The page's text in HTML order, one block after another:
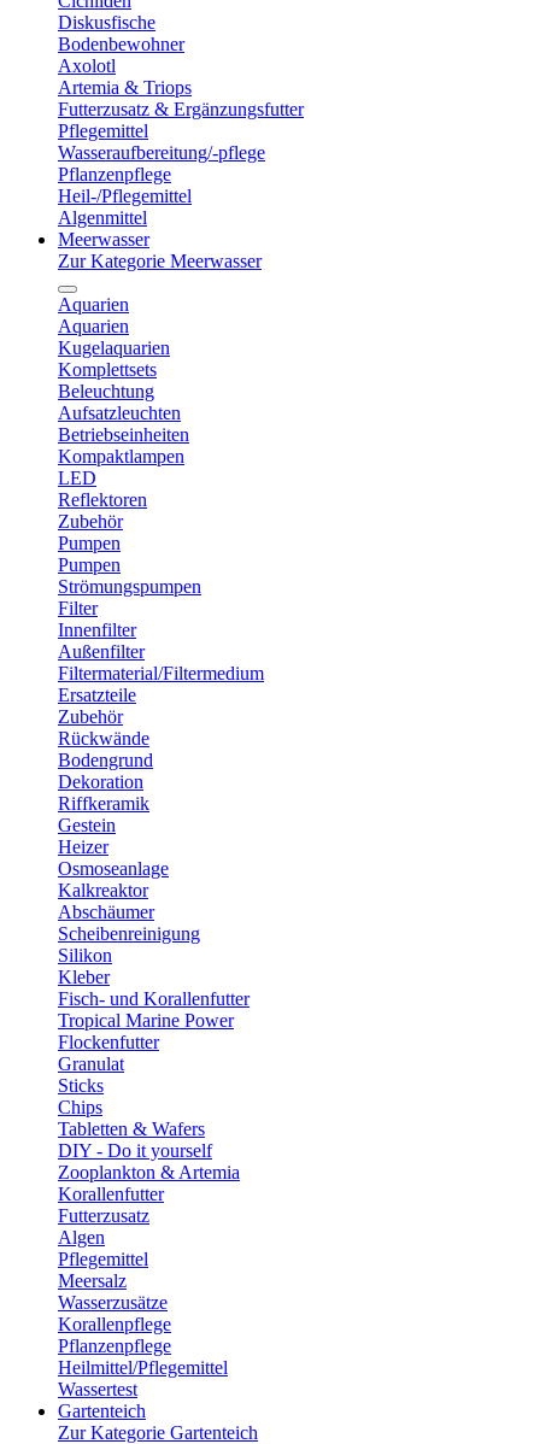
Diskusfische
Bodenbewohner
Axolotl
Artemia & Triops
Futterzusatz & Ergänzungsfutter
Pflegemittel
Wasseraufbereitung/-pflege
Pflanzenpflege
Heil-/Pflegemittel
Algenmittel
Meerwasser
Zur Kategorie Meerwasser
Aquarien
Aquarien
Kugelaquarien
Komplettsets
Beleuchtung
Aufsatzleuchten
Betriebseinheiten
Kompaktlampen
LED
Reflektoren
Zubehör
Pumpen
Pumpen
Strömungspumpen
Filter
Innenfilter
Außenfilter
Filtermaterial/Filtermedium
Ersatzteile
Zubehör
Rückwände
Bodengrund
Dekoration
Riffkeramik
Gestein
Heizer
Osmoseanlage
Kalkreaktor
Abschäumer
Scheibenreinigung
Silikon
Kleber
Fisch- und Korallenfutter
Tropical Marine Power
Flockenfutter
Granulat
Sticks
Chips
Tabletten & Wafers
DIY - Do it yourself
Zooplankton & Artemia
Korallenfutter
Futterzusatz
Algen
Pflegemittel
Meersalz
Wasserzusätze
Korallenpflege
Pflanzenpflege
Heilmittel/Pflegemittel
Wassertest
Gartenteich
Zur Kategorie Gartenteich